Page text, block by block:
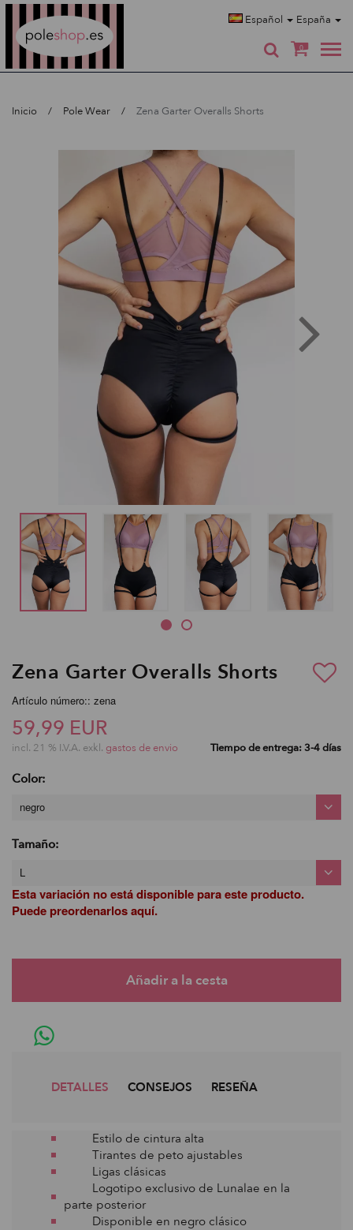
Español España
0
Inicio Pole Wear Zena Garter Overalls Shorts
Zena Garter Overalls Shorts
Artículo número:: zena
59,99 EUR
incl. 21 % I.V.A. exkl. gastos de envio Tiempo de entrega: 3-4 días
Color:
negro
Tamaño:
L
Esta variación no está disponible para este producto.
Puede preordenarlos aquí.
DETALLES CONSEJOS RESEÑA
Estilo de cintura alta
Tirantes de peto ajustables
Ligas clásicas
Logotipo exclusivo de Lunalae en la
parte posterior
Disponible en negro clásico